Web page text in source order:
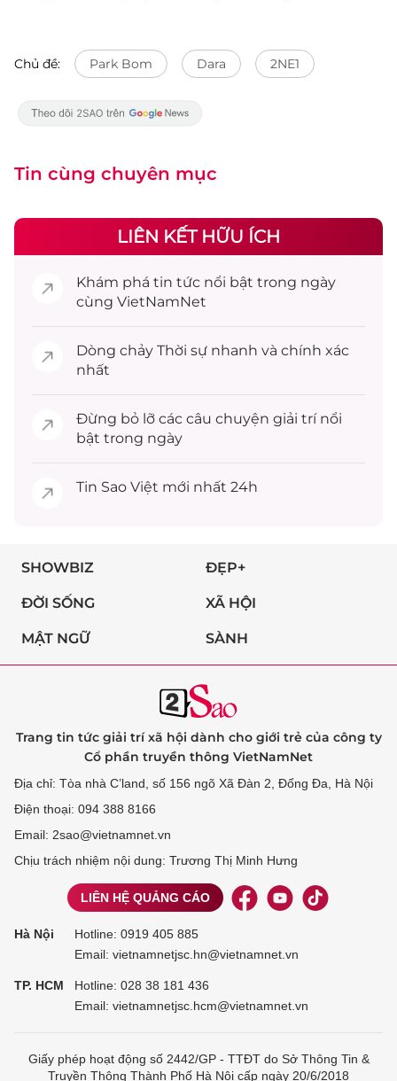
Chủ đề: Park Bom Dara 2NE1
Tin cùng chuyên mục
LIÊN KẾT HỮU ÍCH
Khám phá tin tức nổi bật trong ngày
cùng VietNamNet
Dòng chảy Thời sự nhanh và chính xác
nhất
Đừng bỏ lỡ các câu chuyện giải trínổi
bật trong ngày
Tin Sao Việt mới nhất 24h
SHOWBIZ ĐẸP+
ĐỜI SỐNG XÃ HỘI
MẬT NGỮ SÀNH
Trang tin tức giải trí xã hội dành cho giới trẻ của công ty
Cổ phần truyền thông VietNamNet
Địa chỉ: Tòa nhà C’land, số 156 ngõ Xã Đàn 2, Đống Đa, Hà Nội
Điện thoại: 094 388 8166
Email: 2sao@vietnamnet.vn
Chịu trách nhiệm nội dung: Trương Thị Minh Hưng
LIÊN HỆ QUẢNG CÁO
Hà Nội Hotline: 0919 405 885
Email: vietnamnetjsc.hn@vietnamnet.vn
TP. HCM Hotline: 028 38 181 436
Email: vietnamnetjsc.hcm@vietnamnet.vn
Giấy phép hoạt động số 2442/GP - TTĐT do Sở Thông Tin &
Truyền Thông Thành Phố Hà Nội cấp ngày 20/6/2018